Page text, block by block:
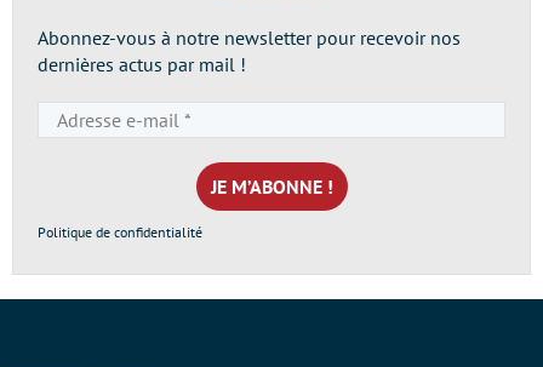
Abonnez-vous à notre newsletter pour recevoir nos
dernières actus par mail !
e-
mail
*
Politique de confidentialité